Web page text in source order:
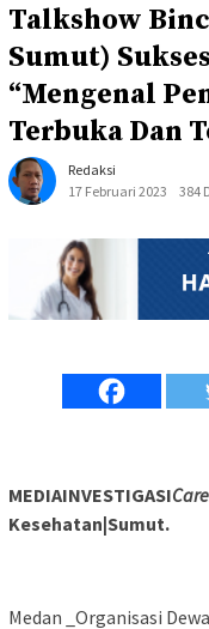
Talkshow
Sumut)
“Mengenal
Terbuka Dan
Redaksi
17 Februari 2023
384
MEDIAINVESTIGASI
Kesehatan|Sumut.
Medan _Organisasi